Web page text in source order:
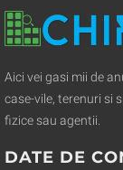
Aici vei gasi mii de
case-vile, terenuri si
fizice sau agentii.
DATE DE